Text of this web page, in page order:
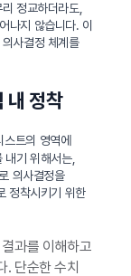
정교하더라도,
나지 않습니다. 이
사결정 체계를
내 정착
트의 영역에
기 위해서는,
의사결정을
정착시키기 위한
과를 이해하고
. 단순한 수치